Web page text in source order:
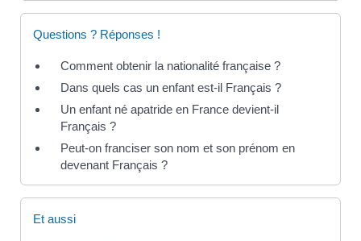
Questions ? Réponses !
Comment obtenir la nationalité française ?
Dans quels cas un enfant est-il Français ?
Un enfant né apatride en France devient-il
Français ?
Peut-on franciser son nom et son prénom en
devenant Français ?
Et aussi